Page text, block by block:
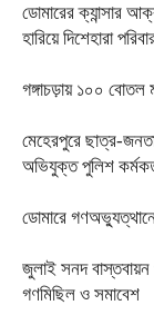
ডোমারের ক্যান্সার
হারিয়ে দিশেহারা
গঙ্গাচড়ায় ১০০
মেহেরপুরে ছাত্র-
অভিযুক্ত পুলিশ
ডোমারে
জুলাই সনদ বাস্তবায়ন
গণমিছিল ও সমাবেশ